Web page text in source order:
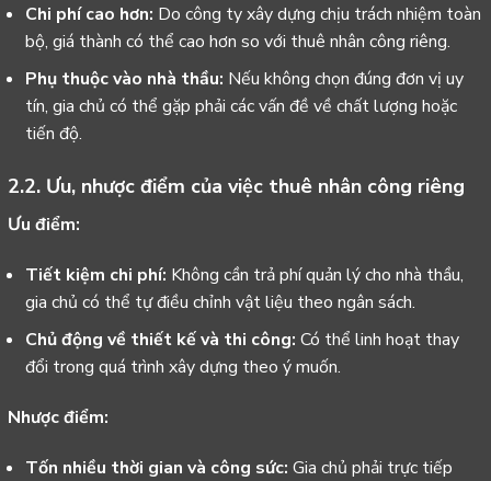
Chi phí cao hơn: Do công ty xây dựng chịu trách nhiệm toàn
bộ, giá thành có thể cao hơn so với thuê nhân công riêng.
Phụ thuộc vào nhà thầu: Nếu không chọn đúng đơn vị uy
tín, gia chủ có thể gặp phải các vấn đề về chất lượng hoặc
tiến độ.
2.2. Ưu, nhược điểm của việc thuê nhân công riêng
Ưu điểm:
Tiết kiệm chi phí: Không cần trả phí quản lý cho nhà thầu,
gia chủ có thể tự điều chỉnh vật liệu theo ngân sách.
Chủ động về thiết kế và thi công: Có thể linh hoạt thay
đổi trong quá trình xây dựng theo ý muốn.
Nhược điểm:
Tốn nhiều thời gian và công sức: Gia chủ phải trực tiếp